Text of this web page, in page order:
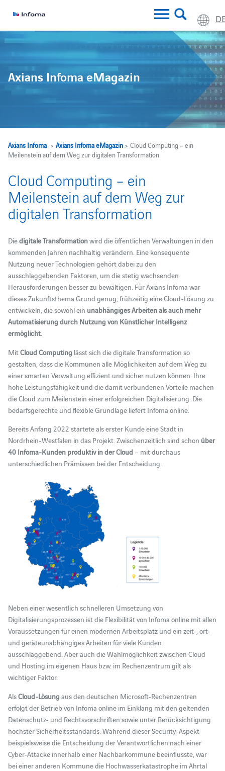
Axians Infoma eMagazin
Axians Infoma> Axians Infoma eMagazin> Cloud Computing – ein
Meilenstein auf dem Weg zur digitalen Transformation
Cloud Computing – ein
Meilenstein auf dem Weg zur
digitalen Transformation
Diedigitale Transformationwird die öffentlichen Verwaltungen in den
kommenden Jahren nachhaltig verändern. Eine konsequente
Nutzung neuer Technologien gehört dabei zu den
ausschlaggebenden Faktoren, um die stetig wachsenden
Herausforderungen besser zu bewältigen. Für Axians Infoma war
dieses Zukunftsthema Grund genug, frühzeitig eine Cloud-Lösung zu
entwickeln, die sowohl ein unabhängiges Arbeiten als auch mehr
Automatisierung durch Nutzung von Künstlicher Intelligenz
ermöglicht.
MitCloud Computing lässt sich die digitale Transformation so
gestalten, dass die Kommunen alle Möglichkeiten auf dem Weg zu
einer smarten Verwaltung effizient und sicher nutzen können. Ihre
hohe Leistungsfähigkeit und die damit verbundenen Vorteile machen
die Cloud zum Meilenstein einer erfolgreichen Digitalisierung. Die
bedarfsgerechte und flexible Grundlage liefert Infoma online.
Bereits Anfang 2022 startete als erster Kunde eine Stadt in
Nordrhein-Westfalen in das Projekt. Zwischenzeitlich sind schon über
40 Infoma-Kunden produktiv in der Cloud– mit durchaus
unterschiedlichen Prämissen bei der Entscheidung.
Neben einer wesentlich schnelleren Umsetzung von
Digitalisierungsprozessen ist die Flexibilität von Infoma online mit allen
Voraussetzungen für einen modernen Arbeitsplatz und ein zeit-, ort-
und geräteunabhängiges Arbeiten für viele Kunden
ausschlaggebend. Aber auch die Wahlmöglichkeit zwischen Cloud
und Hosting im eigenen Haus bzw. im Rechenzentrum gilt als
wichtiger Faktor.
AlsCloud-Lösung aus den deutschen Microsoft-Rechenzentren
erfolgt der Betrieb von Infoma online im Einklang mit den geltenden
Datenschutz- und Rechtsvorschriften sowie unter Berücksichtigung
höchster Sicherheitsstandards. Während dieser Security-Aspekt
beispielsweise die Entscheidung der Verantwortlichen nach einer
Cyber-Attacke innerhalb einer Nachbarkommune beeinflusste, war
bei einer anderen Kommune die Hochwasserkatastrophe im Ahrtal